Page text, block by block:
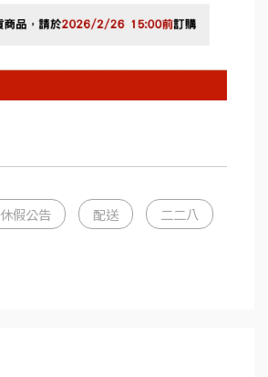
休假公告 配送 二二八